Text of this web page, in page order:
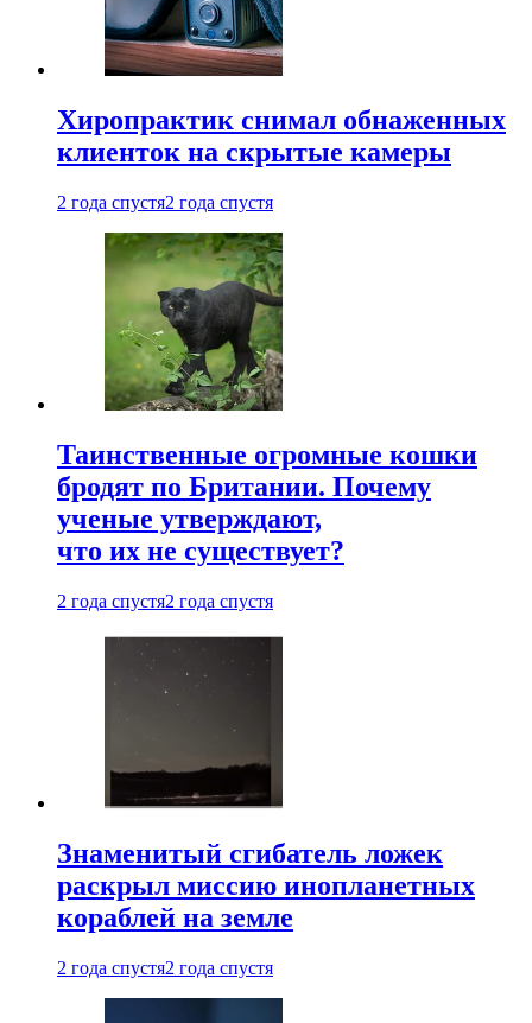
Хиропрактик снимал обнаженных
клиенток на скрытые камеры
2 года спустя2 года спустя
Таинственные огромные кошки
бродят по Британии. Почему
ученые утверждают,
что их не существует?
2 года спустя2 года спустя
Знаменитый сгибатель ложек
раскрыл миссию инопланетных
кораблей на земле
2 года спустя2 года спустя